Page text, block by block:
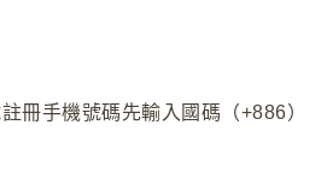
冊手機號碼先輸入國碼（+886）